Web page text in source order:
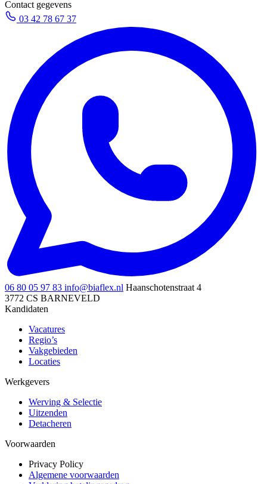
Contact gegevens
03 42 78 67 37
06 80 05 97 83 info@biaflex.nl Haanschotenstraat 4
3772 CS BARNEVELD
Kandidaten
Vacatures
Regio’s
Vakgebieden
Locaties
Werkgevers
Werving & Selectie
Uitzenden
Detacheren
Voorwaarden
Privacy Policy
Algemene voorwaarden